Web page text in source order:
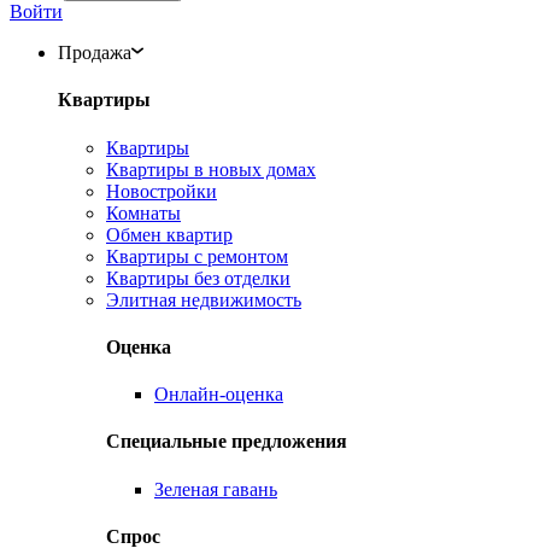
Войти
Продажа
Квартиры
Квартиры
Квартиры в новых домах
Новостройки
Комнаты
Обмен квартир
Квартиры с ремонтом
Квартиры без отделки
Элитная недвижимость
Оценка
Онлайн-оценка
Специальные предложения
Зеленая гавань
Спрос